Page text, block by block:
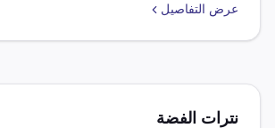
الأفريقية القارية وموافقة إدارة الموازين
عرض التفاصيل
نترات الفضة